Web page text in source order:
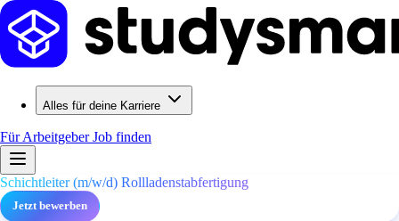
Alles für deine Karriere
Für ArbeitgeberJob finden
Schichtleiter (m/w/d) Rollladenstabfertigung
Jetzt bewerben